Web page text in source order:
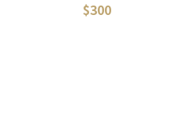
$300